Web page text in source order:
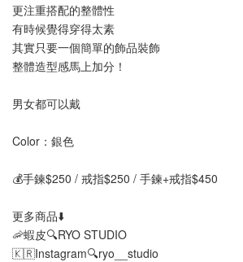
更注重搭配的整體性
有時候覺得穿得太素
其實只要一個簡單的飾品裝飾
整體造型感馬上加分！
男女都可以戴
Color：銀色
💰手鍊$250 / 戒指$250 / 手鍊+戒指$450
更多商品⬇️
🦐蝦皮🔍RYO STUDIO
🇰🇷Instagram🔍ryo__studio